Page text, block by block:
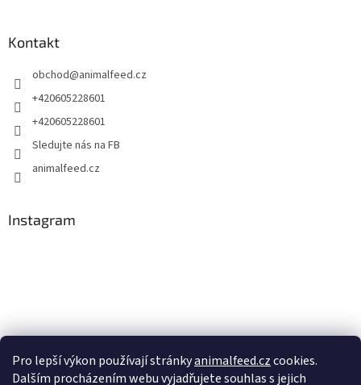
Pro lepší výkon používají stránkyanimalfeed.czcookies.
Dalším procházením webu vyjadřujete souhlas s jejich
Kontakt
obchod@animalfeed.cz
+420605228601
+420605228601
Sledujte nás na FB
animalfeed.cz
Instagram